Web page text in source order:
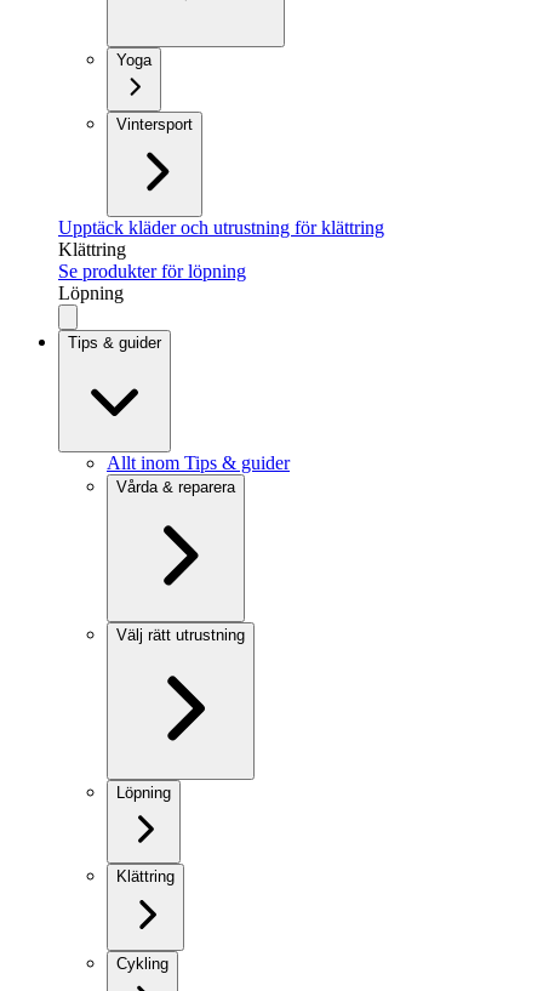
Yoga
Vintersport
Upptäck kläder och utrustning för klättring
Klättring
Se produkter för löpning
Löpning
Tips & guider
Allt inom Tips & guider
Vårda & reparera
Välj rätt utrustning
Löpning
Klättring
Cykling